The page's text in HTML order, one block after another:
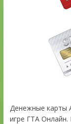
Денежные карты
игре ГТА